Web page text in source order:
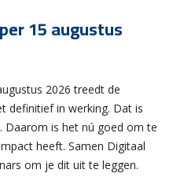
15 augustus
2026 treedt de
definitief in werking. Dat is
Daarom is het nú goed om te
heeft. Samen Digitaal
om je dit uit te leggen.